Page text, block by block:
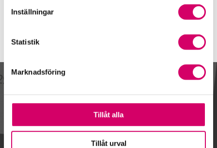
Inställningar
Statistik
Marknadsföring
Tillåt alla
Tillåt urval